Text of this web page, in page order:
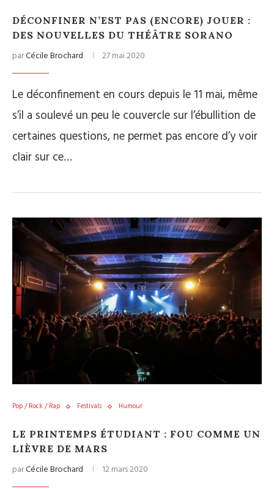
DÉCONFINER N’EST PAS (ENCORE) JOUER :
DES NOUVELLES DU THÉÂTRE SORANO
parCécile Brochard 27 mai 2020
Le déconfinement en cours depuis le 11 mai, même
s’il a soulevé un peu le couvercle sur l’ébullition de
certaines questions, ne permet pas encore d’y voir
clair sur ce…
Pop / Rock / Rap Festivals Humour
LE PRINTEMPS ÉTUDIANT : FOU COMME UN
LIÈVRE DE MARS
parCécile Brochard 12 mars 2020